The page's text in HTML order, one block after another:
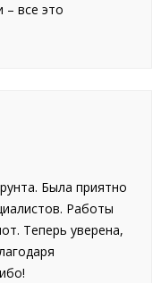
– все это
Была приятно
Работы
Теперь уверена,